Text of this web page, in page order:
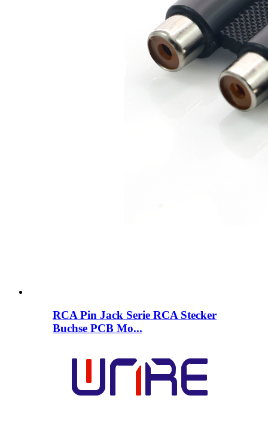
RCA Pin Jack Serie RCA Stecker
Buchse PCB Mo...